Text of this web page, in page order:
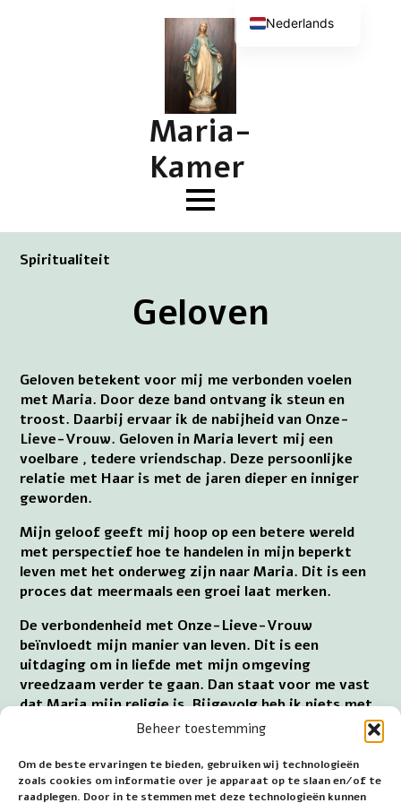
Beheer toestemming
Om de beste ervaringen te bieden, gebruiken wij technologieën
zoals cookies om informatie over je apparaat op te slaan en/of te
raadplegen. Door in te stemmen met deze technologieën kunnen
Maria-
Kamer
Spiritualiteit
Geloven
Geloven betekent voor mij me verbonden voelen
met Maria. Door deze band ontvang ik steun en
troost. Daarbij ervaar ik de nabijheid van Onze-
Lieve-Vrouw. Geloven in Maria levert mij een
voelbare , tedere vriendschap. Deze persoonlijke
relatie met Haar is met de jaren dieper en inniger
geworden.
Mijn geloof geeft mij hoop op een betere wereld
met perspectief hoe te handelen in mijn beperkt
leven met het onderweg zijn naar Maria. Dit is een
proces dat meermaals een groei laat merken.
De verbondenheid met Onze-Lieve-Vrouw
beïnvloedt mijn manier van leven. Dit is een
uitdaging om in liefde met mijn omgeving
vreedzaam verder te gaan. Dan staat voor me vast
dat Maria mijn religie is. Bijgevolg heb ik niets met
religies die vervlochten zijn met politieke
ideologieën. Ook ben ik wars van een religie met een
totalitair regime.
Geloven in Maria is een geestelijke verbondenheid
Nederlands